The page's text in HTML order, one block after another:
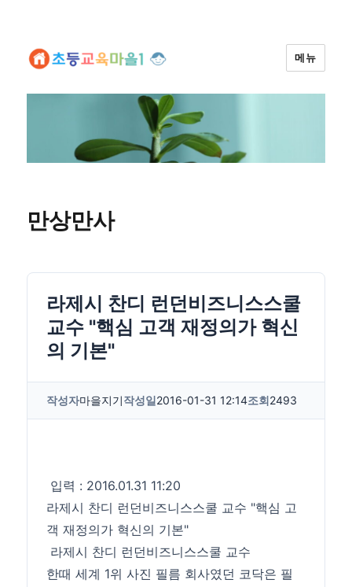
메뉴
만상만사
라제시 찬디 런던비즈니스스쿨
교수 "핵심 고객 재정의가 혁신
의 기본"
작성자마을지기작성일2016-01-31 12:14조회2493
입력 : 2016.01.31 11:20
라제시 찬디 런던비즈니스스쿨 교수 "핵심 고
객 재정의가 혁신의 기본"
라제시 찬디 런던비즈니스스쿨 교수
한때 세계 1위 사진 필름 회사였던 코닥은 필